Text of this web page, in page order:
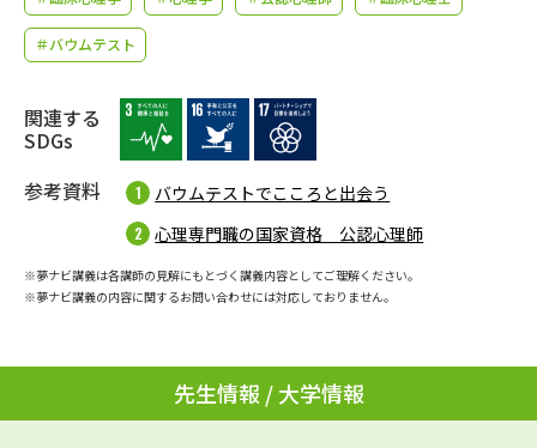
Ｑ＆Ａ よくあるご質問 大学進学IDについて
お支払いについて
受付内容・発送状況の確認
個人情報取扱規定
テレメール進学カタログ
＃バウムテスト
関連する
SDGs
参考資料
バウムテストでこころと出会う
心理専門職の国家資格 公認心理師
※夢ナビ講義は各講師の見解にもとづく講義内容としてご理解ください。
※夢ナビ講義の内容に関するお問い合わせには対応しておりません。
先生情報 / 大学情報